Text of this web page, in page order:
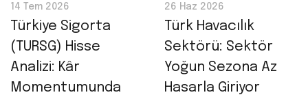
14 Tem 2026
Türkiye Sigorta
(TURSG) Hisse
Analizi: Kâr
Momentumunda
26 Haz 2026
Türk Havacılık
Sektörü: Sektör
Yoğun Sezona Az
Hasarla Giriyor